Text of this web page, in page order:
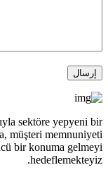
sektöre yepyeni bir
müşteri memnuniyeti
bir konuma gelmeyi
hedeflemekteyiz.